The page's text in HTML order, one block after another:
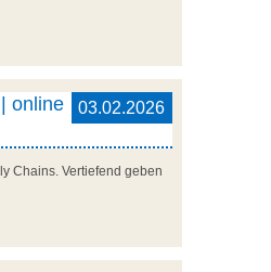
03.02.2026
online
Chains. Vertiefend geben